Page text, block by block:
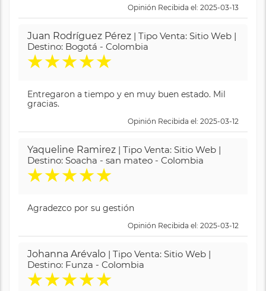
Opinión Recibida el: 2025-03-13
Juan Rodríguez Pérez | Tipo Venta: Sitio Web |
Destino: Bogotá - Colombia
★★★★★
Entregaron a tiempo y en muy buen estado. Mil
gracias.
Opinión Recibida el: 2025-03-12
Yaqueline Ramirez | Tipo Venta: Sitio Web |
Destino: Soacha - san mateo - Colombia
★★★★★
Agradezco por su gestión
Opinión Recibida el: 2025-03-12
Johanna Arévalo | Tipo Venta: Sitio Web |
Destino: Funza - Colombia
★★★★★